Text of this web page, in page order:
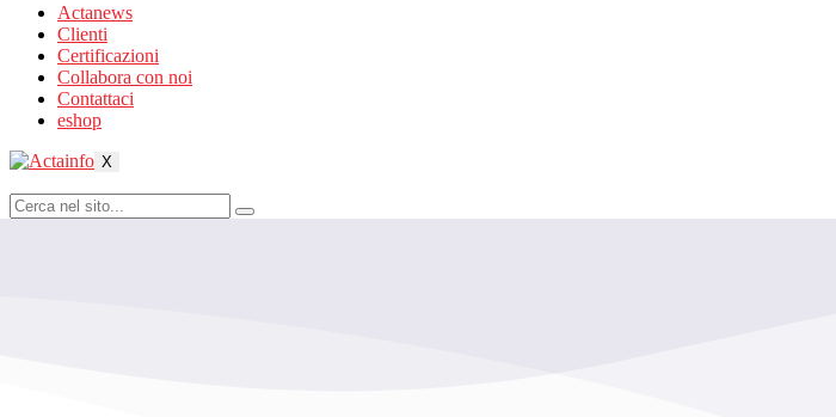
Actanews
Clienti
Certificazioni
Collabora con noi
Contattaci
eshop
X